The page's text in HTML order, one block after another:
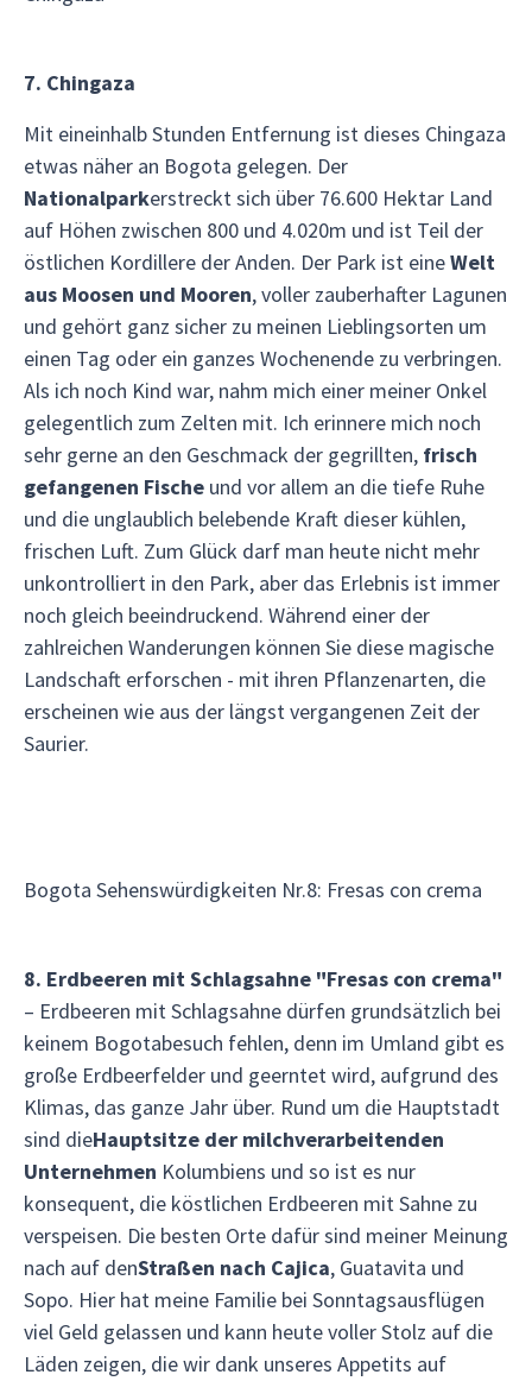
7. Chingaza
Mit eineinhalb Stunden Entfernung ist dieses Chingaza
etwas näher an Bogota gelegen. Der
Nationalparkerstreckt sich über 76.600 Hektar Land
auf Höhen zwischen 800 und 4.020m und ist Teil der
östlichen Kordillere der Anden. Der Park ist eineWelt
aus Moosen und Mooren, voller zauberhafter Lagunen
und gehört ganz sicher zu meinen Lieblingsorten um
einen Tag oder ein ganzes Wochenende zu verbringen.
Als ich noch Kind war, nahm mich einer meiner Onkel
gelegentlich zum Zelten mit. Ich erinnere mich noch
sehr gerne an den Geschmack der gegrillten, frisch
gefangenen Fische und vor allem an die tiefe Ruhe
und die unglaublich belebende Kraft dieser kühlen,
frischen Luft. Zum Glück darf man heute nicht mehr
unkontrolliert in den Park, aber das Erlebnis ist immer
noch gleich beeindruckend. Während einer der
zahlreichen Wanderungen können Sie diese magische
Landschaft erforschen - mit ihren Pflanzenarten, die
erscheinen wie aus der längst vergangenen Zeit der
Saurier.
Bogota Sehenswürdigkeiten Nr.8: Fresas con crema
8. Erdbeeren mit Schlagsahne "Fresas con crema"
– Erdbeeren mit Schlagsahne dürfen grundsätzlich bei
keinem Bogotabesuch fehlen, denn im Umland gibt es
große Erdbeerfelder und geerntet wird, aufgrund des
Klimas, das ganze Jahr über. Rund um die Hauptstadt
sind dieHauptsitze der milchverarbeitenden
Unternehmen Kolumbiens und so ist es nur
konsequent, die köstlichen Erdbeeren mit Sahne zu
verspeisen. Die besten Orte dafür sind meiner Meinung
nach auf denStraßen nach Cajica, Guatavita und
Sopo. Hier hat meine Familie bei Sonntagsausflügen
viel Geld gelassen und kann heute voller Stolz auf die
Läden zeigen, die wir dank unseres Appetits auf